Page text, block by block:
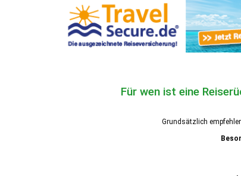
Für wen ist eine
Grundsätzlich